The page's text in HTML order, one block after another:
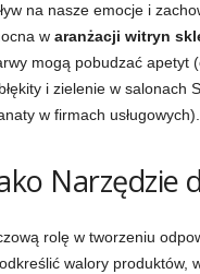
na nasze emocje i
w aranżacji witryn
mogą pobudzać apetyt
i zielenie w salonach
w firmach usługowych).
Narzędzie
rolę w tworzeniu
walory produktów,